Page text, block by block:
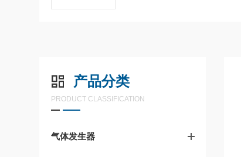
产品分类
PRODUCT CLASSIFICATION
气体发生器